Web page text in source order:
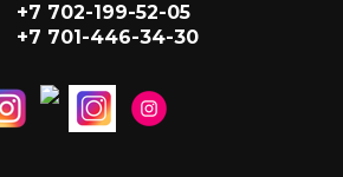
+7 702-199-52-05
+7 701-446-34-30